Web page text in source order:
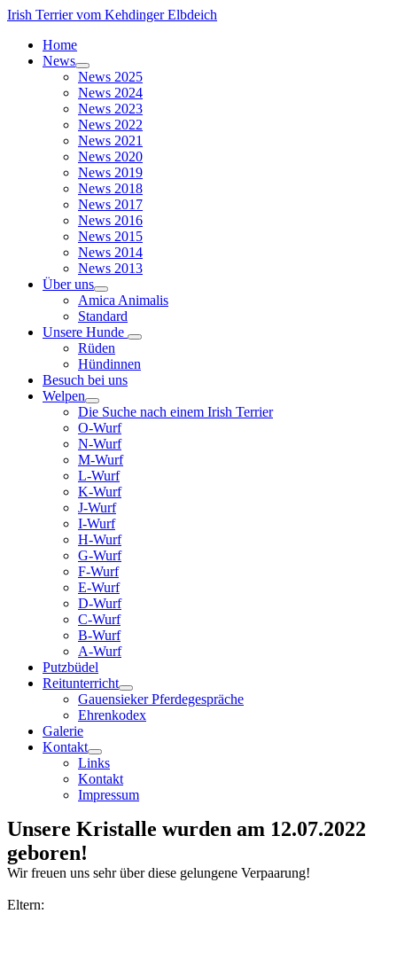
Irish Terrier vom Kehdinger Elbdeich
Home
News
News 2025
News 2024
News 2023
News 2022
News 2021
News 2020
News 2019
News 2018
News 2017
News 2016
News 2015
News 2014
News 2013
Über uns
Amica Animalis
Standard
Unsere Hunde
Rüden
Hündinnen
Besuch bei uns
Welpen
Die Suche nach einem Irish Terrier
O-Wurf
N-Wurf
M-Wurf
L-Wurf
K-Wurf
J-Wurf
I-Wurf
H-Wurf
G-Wurf
F-Wurf
E-Wurf
D-Wurf
C-Wurf
B-Wurf
A-Wurf
Putzbüdel
Reitunterricht
Gauensieker Pferdegespräche
Ehrenkodex
Galerie
Kontakt
Links
Kontakt
Impressum
Unsere Kristalle wurden am 12.07.2022
geboren!
Wir freuen uns sehr über diese gelungene Verpaarung!
Eltern: